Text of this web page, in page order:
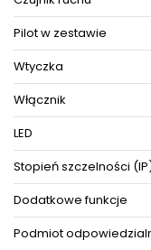
Pilot w zestawie
Wtyczka
Włącznik
LED
Stopień szczelności
Dodatkowe funkcje
Podmiot